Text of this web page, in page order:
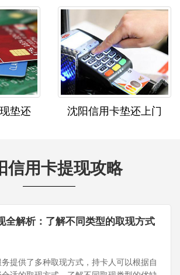
垫还 沈阳信用卡垫还上门
信用卡提现攻略
全解析：了解不同类型的取现方式
提供了多种取现方式，持卡人可以根据自